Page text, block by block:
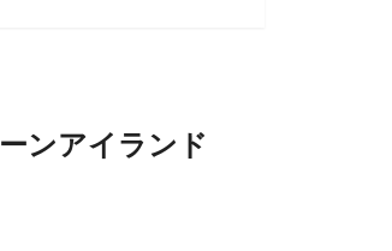
ンアイランド